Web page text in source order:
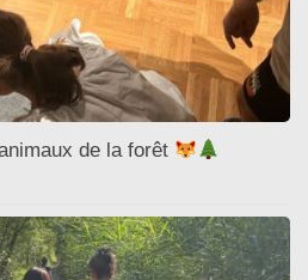
de la forêt